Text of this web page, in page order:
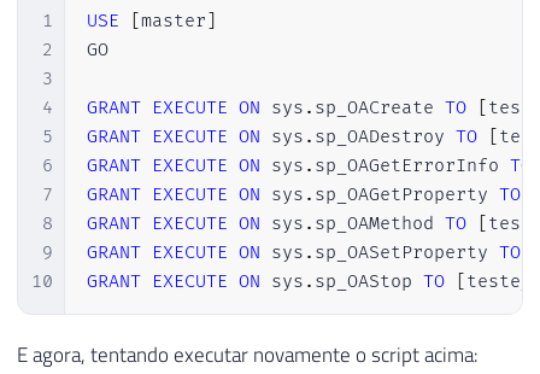
35
36
37
38
39
40
41
42
43
44
47
EXEC
@hr
@objFile
OUT ,
@strArquivo
IF @hr = 0
SELECT
@ErrorMessage
'getting the
@ErrorObject
= @objFile
EXEC @hr = sp_OAGetProperty
1
2
3
4
5
6
7
8
9
10
USE [master]
GO
GRANT EXECUTE ON sys . sp_OACreate TO [
GRANT
EXECUTE ON sys . sp_OADestroy TO [
GRANT
EXECUTE ON sys . sp_OAGetErrorInfo TO
GRANT
EXECUTE ON sys . sp_OAGetProperty TO
GRANT
EXECUTE ON sys . sp_OAMethod TO [
GRANT
EXECUTE ON sys . sp_OASetProperty TO
GRANT
EXECUTE ON sys . sp_OAStop TO [
E agora, tentando executar novamente o script acima: